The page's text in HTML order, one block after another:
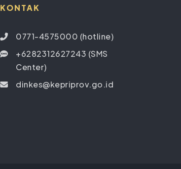
KONTAK
0771-4575000 (hotline)
+6282312627243 (SMS
Center)
dinkes@kepriprov.go.id